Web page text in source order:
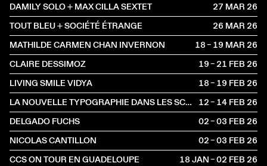
DAMILY SOLO + MAX CILLA SEXTET
27 MAR2026
TOUT BLEU + SOCIÉTÉ ÉTRANGE
26 MAR2026
MATHILDE CARMEN CHAN INVERNON
18 – 19 MAR2026
CLAIRE DESSIMOZ
19 – 21 FEB2026
LIVING SMILE VIDYA
18 – 19 FEB2026
LA NOUVELLE TYPOGRAPHIE DANS LES SCÈNES FRANCOPHONES : INCIDENCES ET RÉSISTANCES
12 – 14 FEB2026
DELGADO FUCHS
02 – 03 FEB2026
NICOLAS CANTILLON
02 – 03 FEB2026
CCS ON TOUR EN GUADELOUPE
18 JAN – 02 FEB2026